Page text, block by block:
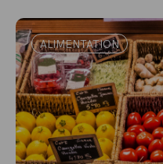
ALIMENTATION